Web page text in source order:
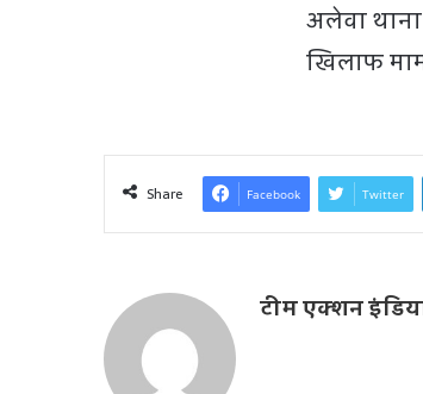
अलेवा
खिलाफ
Share Facebook Twitter
टीम एक्शन